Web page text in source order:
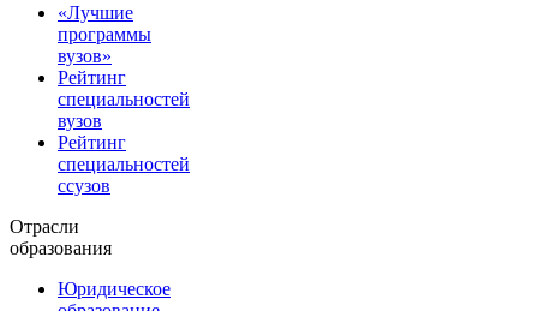
«Лучшие
программы
вузов»
Рейтинг
специальностей
вузов
Рейтинг
специальностей
ссузов
Отрасли
образования
Юридическое